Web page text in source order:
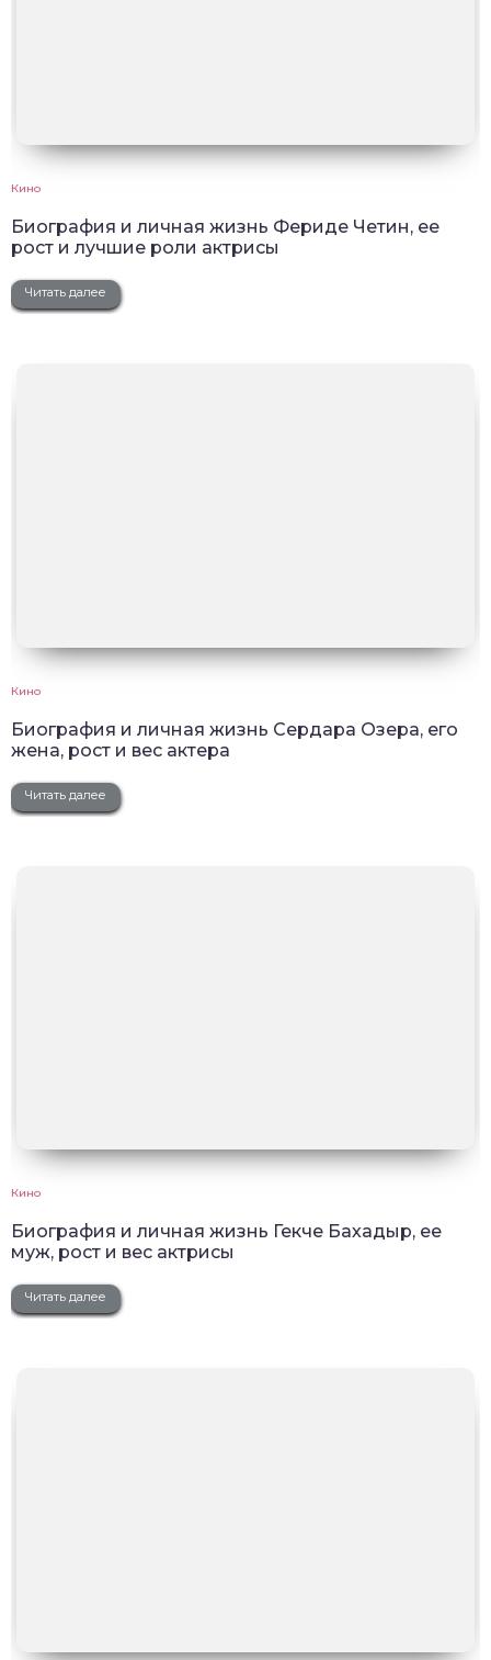
Кино
Биография и личная жизнь Фериде Четин, ее
рост и лучшие роли актрисы
Читать далее
Кино
Биография и личная жизнь Сердара Озера, его
жена, рост и вес актера
Читать далее
Кино
Биография и личная жизнь Гекче Бахадыр, ее
муж, рост и вес актрисы
Читать далее